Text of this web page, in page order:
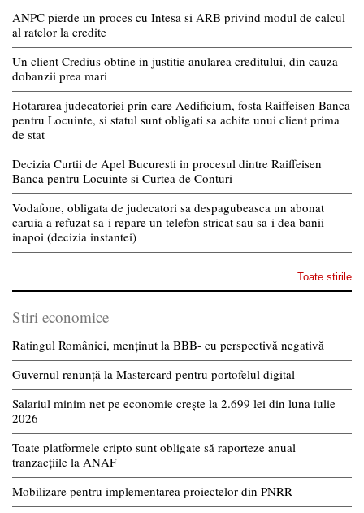
ANPC pierde un proces cu Intesa si ARB privind modul de calcul
al ratelor la credite
Un client Credius obtine in justitie anularea creditului, din cauza
dobanzii prea mari
Hotararea judecatoriei prin care Aedificium, fosta Raiffeisen Banca
pentru Locuinte, si statul sunt obligati sa achite unui client prima
de stat
Decizia Curtii de Apel Bucuresti in procesul dintre Raiffeisen
Banca pentru Locuinte si Curtea de Conturi
Vodafone, obligata de judecatori sa despagubeasca un abonat
caruia a refuzat sa-i repare un telefon stricat sau sa-i dea banii
inapoi (decizia instantei)
Toate stirile
Stiri economice
Ratingul României, menținut la BBB- cu perspectivă negativă
Guvernul renunță la Mastercard pentru portofelul digital
Salariul minim net pe economie crește la 2.699 lei din luna iulie
2026
Toate platformele cripto sunt obligate să raporteze anual
tranzacțiile la ANAF
Mobilizare pentru implementarea proiectelor din PNRR